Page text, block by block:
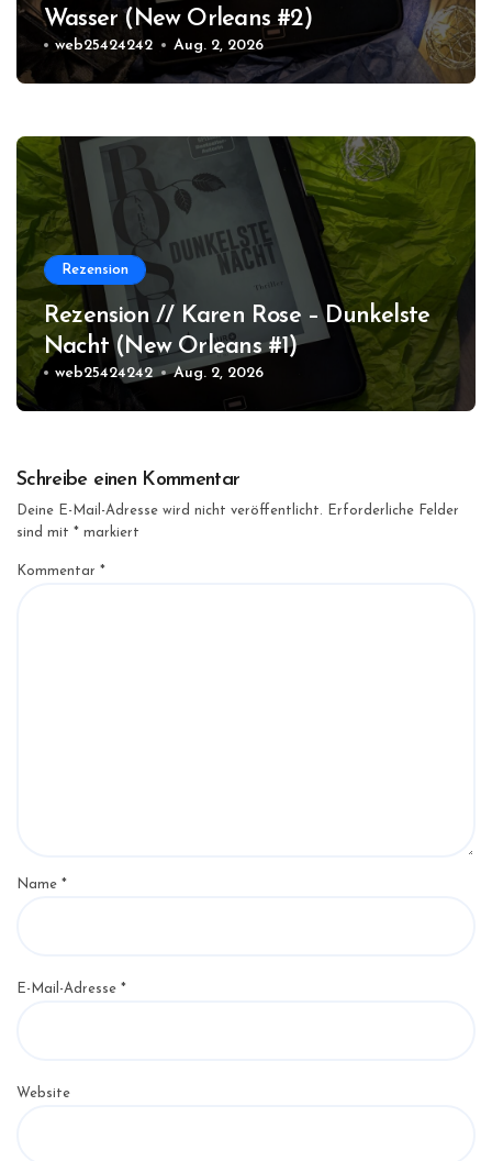
Wasser (New Orleans #2)
web25424242 Aug. 2, 2026
Rezension
Rezension // Karen Rose – Dunkelste
Nacht (New Orleans #1)
web25424242 Aug. 2, 2026
Schreibe einen Kommentar
Deine E-Mail-Adresse wird nicht veröffentlicht.
Erforderliche Felder
sind mit * markiert
Kommentar *
Name *
E-Mail-Adresse *
Website